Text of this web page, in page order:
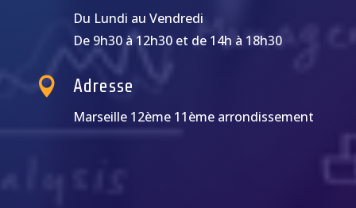
Du Lundi au Vendredi
De 9h30 à 12h30 et de 14h à 18h30
 Adresse
Marseille 12ème 11ème arrondissement